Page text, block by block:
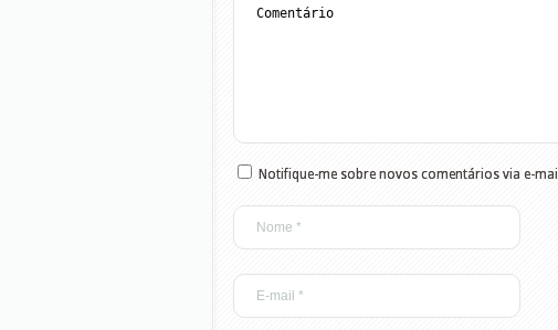
Notifique-me sobre novos comentários via e-mail